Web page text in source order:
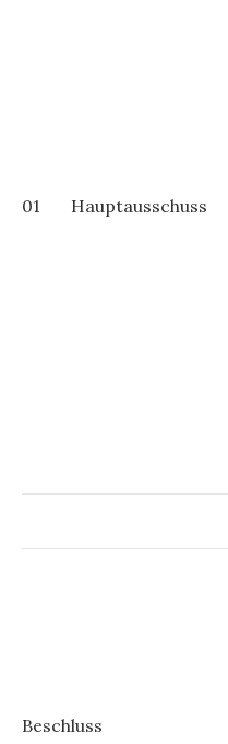
01 Hauptausschuss
Beschluss